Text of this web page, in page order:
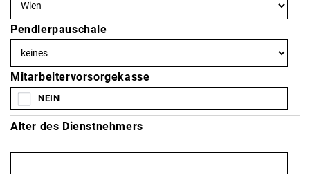
Pendlerpauschale
Mitarbeitervorsorgekasse
Alter des Dienstnehmers